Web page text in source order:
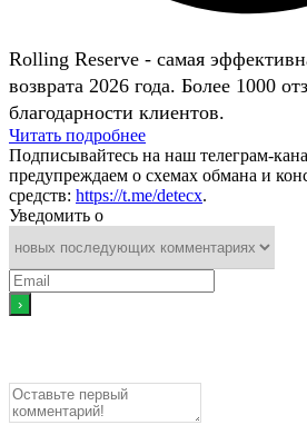
Rolling Reserve - самая
возврата 2026 года. Более 1000
благодарности клиентов.
Читать подробнее
Подписывайтесь на наш телеграм-
предупреждаем о схемах обмана и
средств: https://t.me/detecx.
Уведомить о